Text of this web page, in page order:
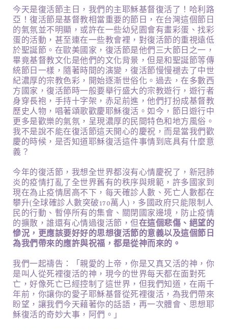
今天是復活節主日，我們的主耶穌基督復活了！哈利路
亞！復活節是基督教相當重要的節日，在台灣這個節日
的氣氛並不明顯，或許在一些幼兒園會有畫彩蛋、找彩
蛋的活動，甚至連在一些教會裡，對復活節的重視遠低
於聖誕節。在歐美國家，復活節是他們三大節日之一，
畢竟基督教文化是他們的文化背景，但是和聖誕節等傳
統節日一樣，隨著時間的演變，復活節慢慢褪去了中世
紀濃厚的宗教色彩，開始逐漸世俗化。過去，在多數西
方國家，復活節時一般要舉行盛大的宗教遊行，遊行者
身穿長袍，手持十字架，赤足前進，他們打扮成基督教
歷史人物，唱著頌歌歡慶耶穌復活。如今，節日遊行中
更多是歡樂的氣氛，呈現濃厚的民間特色和地方風俗。
我不是說不能在復活節這天開心的慶祝，而是當我們歡
慶的時候，是否知道耶穌復活這件事情到底具有什麼意
義？
今年的復活節，我想全世界都沒有心情慶祝了，新冠肺
炎的疫情打亂了全世界舊有的秩序與規範，許多國家到
現在為止疫情居高不下，每天確診人數、死亡人數都在
攀升(全球確診人數突破170萬人)，多國政府只能限制人
民的行動、暫停所有的集會、關閉國家邊境，防止疫情
的擴散，誰還有心情過復活節，但在這個悲傷、絕望的
慘況，更應該要好好的思想復活節的意義以及這個節日
為我們帶來的應許與祝福，都是從神而來的。
我們一起禱告：「親愛的上帝，你是又真又活的神，你
是叫人從死裡復活的神，現今的世界每天都在面對死
亡，好像死亡已經控制了這世界，但我們知道，在兩千
年前，你讓你的愛子耶穌基督從死裡復活，為我們帶來
盼望，讓我們今天藉著你的話語，再一次體會、思想耶
穌復活的奇妙大事，阿們。」